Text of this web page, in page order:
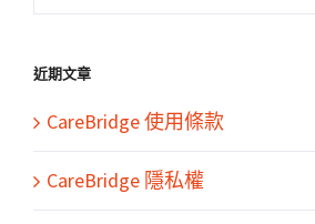
果：
近期文章
CareBridge 使用條款
CareBridge 隱私權